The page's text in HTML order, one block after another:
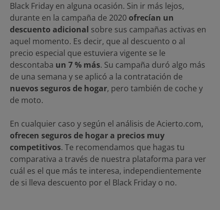
Black Friday en alguna ocasión. Sin ir más lejos,
durante en la campaña de 2020ofrecían un
descuento adicional sobre sus campañas activas en
aquel momento. Es decir, que al descuento o al
precio especial que estuviera vigente se le
descontaba un 7 % más. Su campaña duró algo más
de una semana y se aplicó a la contratación de
nuevos seguros de hogar, pero también de coche y
de moto.
En cualquier caso y según el análisis de Acierto.com,
ofrecen seguros de hogar a precios muy
competitivos. Te recomendamos que hagas tu
comparativa a través de nuestra plataforma para ver
cuál es el que más te interesa, independientemente
de si lleva descuento por el Black Friday o no.